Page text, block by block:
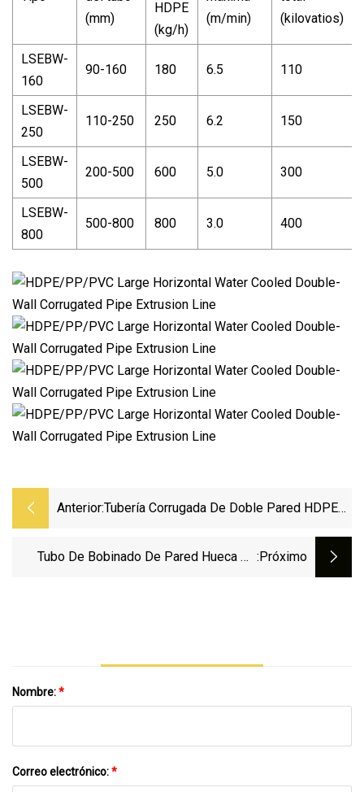
(mm)
HDPE
(kg/h)
(m/min)
(kilovatios)
LSEBW-
160
90-160 180 6.5 110
LSEBW-
250
110-250 250 6.2 150
LSEBW-
500
200-500 600 5.0 300
LSEBW-
800
500-800 800 3.0 400
Anterior:Tubería Corrugada De Doble Pared HDPE
Tubo De Bobinado De Pared Hueca De :próximo
Nombre:*
Correo electrónico:*